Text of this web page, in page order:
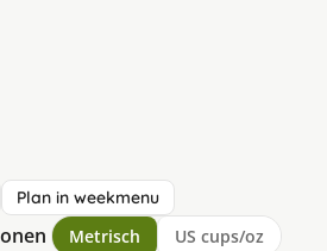
Plan in weekmenu
Metrisch US cups/oz